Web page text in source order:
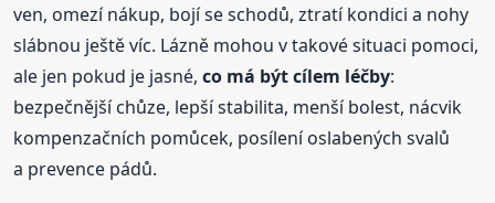
ven, omezí nákup, bojí se schodů, ztratí kondici a nohy
slábnou ještě víc. Lázně mohou v takové situaci pomoci,
ale jen pokud je jasné,co má být cílem léčby:
bezpečnější chůze, lepší stabilita, menší bolest, nácvik
kompenzačních pomůcek, posílení oslabených svalů
a prevence pádů.